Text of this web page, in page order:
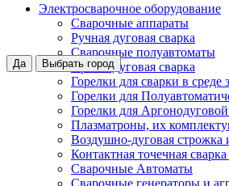
Да Выбрать город
Электросварочное оборудование
Сварочные аппараты
Ручная дуговая сварка
Сварочные полуавтоматы
Аргонодуговая сварка
Горелки для сварки в среде
Горелки для
Горелки для
Плазматроны, их
Воздушно-дуговая строжка
Контактная точечная
Сварочные Автоматы
Сварочные генераторы и